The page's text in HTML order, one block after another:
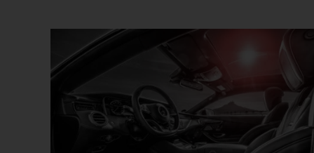
Dieses Produkt weist mehrere Varianten auf. Die Optionen können auf der Produktseite gewählt werden